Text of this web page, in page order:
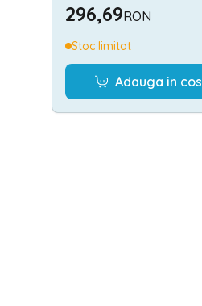
296,69RON
Stoc limitat
Adauga in cos